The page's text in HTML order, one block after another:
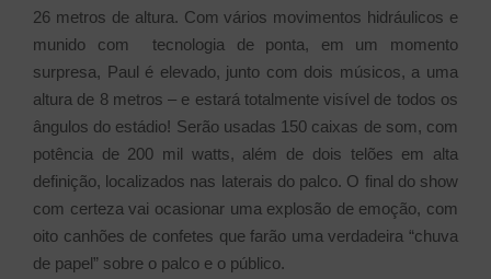
26 metros de altura. Com vários movimentos hidráulicos e
munido com tecnologia de ponta, em um momento
surpresa, Paul é elevado, junto com dois músicos, a uma
altura de 8 metros – e estará totalmente visível de todos os
ângulos do estádio! Serão usadas 150 caixas de som, com
potência de 200 mil watts, além de dois telões em alta
definição, localizados nas laterais do palco. O final do show
com certeza vai ocasionar uma explosão de emoção, com
oito canhões de confetes que farão uma verdadeira “chuva
de papel” sobre o palco e o público.